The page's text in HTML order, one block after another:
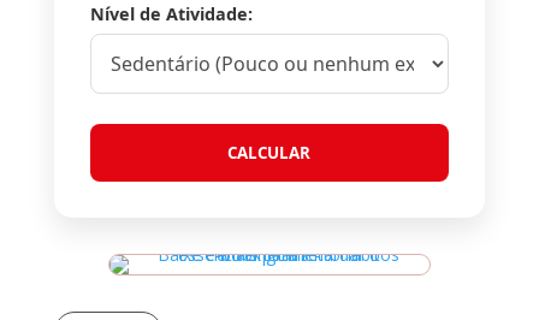
Nível de Atividade:
CALCULAR